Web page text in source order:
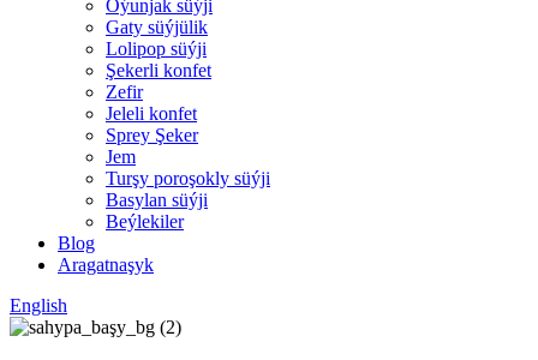
Oýunjak süýji
Gaty süýjülik
Lolipop süýji
Şekerli konfet
Zefir
Jeleli konfet
Sprey Şeker
Jem
Turşy poroşokly süýji
Basylan süýji
Beýlekiler
Blog
Aragatnaşyk
English